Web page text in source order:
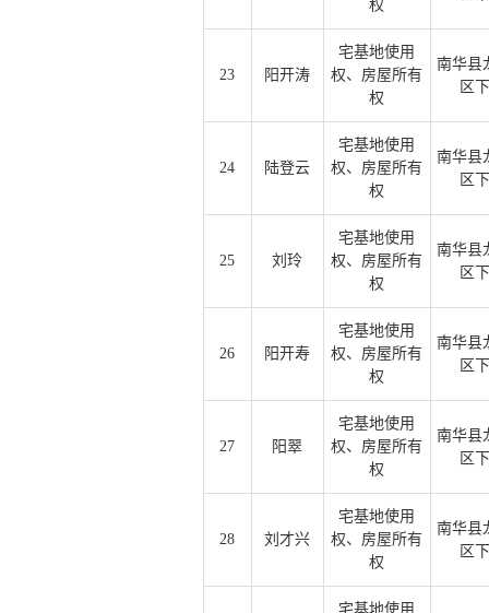
权
23 阳开涛
宅基地使用
权、房屋所有
权
南华县
区
24 陆登云
宅基地使用
权、房屋所有
权
南华县
区
25 刘玲
宅基地使用
权、房屋所有
权
南华县
区
26 阳开寿
宅基地使用
权、房屋所有
权
南华县
区
27 阳翠
宅基地使用
权、房屋所有
权
南华县
区
28 刘才兴
宅基地使用
权、房屋所有
权
南华县
区
宅基地使用